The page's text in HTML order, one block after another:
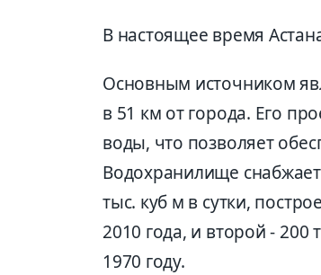
В настоящее время
Основным источником
в 51 км от города. Его
воды, что позволяет
Водохранилище
тыс. куб м в сутки,
2010 года, и второй - 200
1970 году.